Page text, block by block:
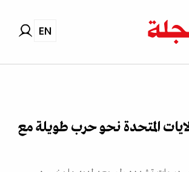
EN
المتحدة نحو حرب طويلة مع